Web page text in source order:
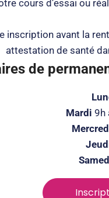
cours d’essai ou
inscription avant la
attestation de santé
de
Mardi 9h